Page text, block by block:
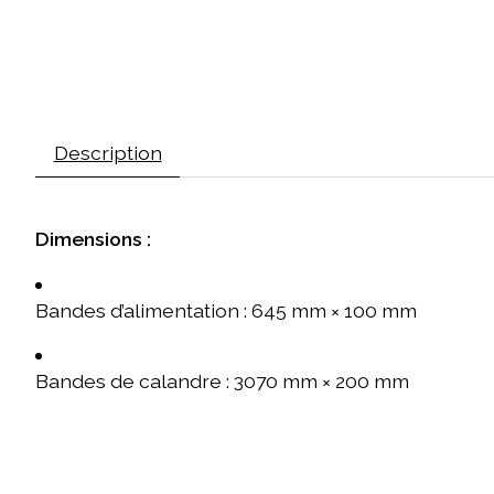
Description
Dimensions :
Bandes d’alimentation : 645 mm × 100 mm
Bandes de calandre : 3070 mm × 200 mm